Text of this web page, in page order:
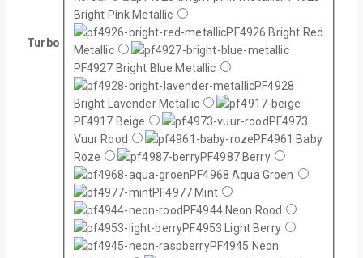
Turbo
Bright Pink Metallic
PF4926 Bright Red
Metallic
PF4927 Bright Blue Metallic
PF4928
Bright Lavender Metallic
PF4917 Beige
PF4973
Vuur Rood
PF4961 Baby
Roze
PF4987 Berry
PF4968 Aqua Groen
PF4977 Mint
PF4944 Neon Rood
PF4953 Light Berry
PF4945 Neon